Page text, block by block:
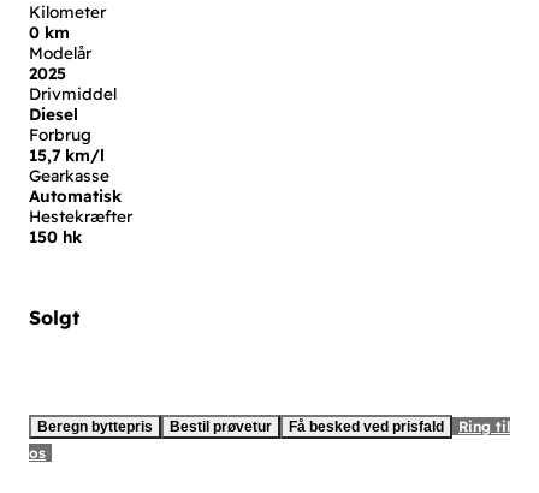
Kilometer
0 km
Modelår
2025
Drivmiddel
Diesel
Forbrug
15,7 km/l
Gearkasse
Automatisk
Hestekræfter
150 hk
Solgt
Beregn byttepris Bestil prøvetur Få besked ved prisfald
Ring til
os